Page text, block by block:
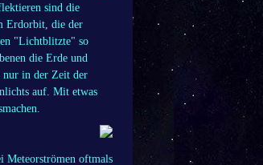
sind die
Erdorbit, die der
"Lichtblitzte" so
die Erde und
nur in der Zeit der
auf. Mit etwas
Meteorströmen oftmals